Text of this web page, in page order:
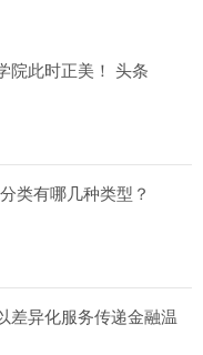
院此时正美！ 头条
类有哪几种类型？
差异化服务传递金融温